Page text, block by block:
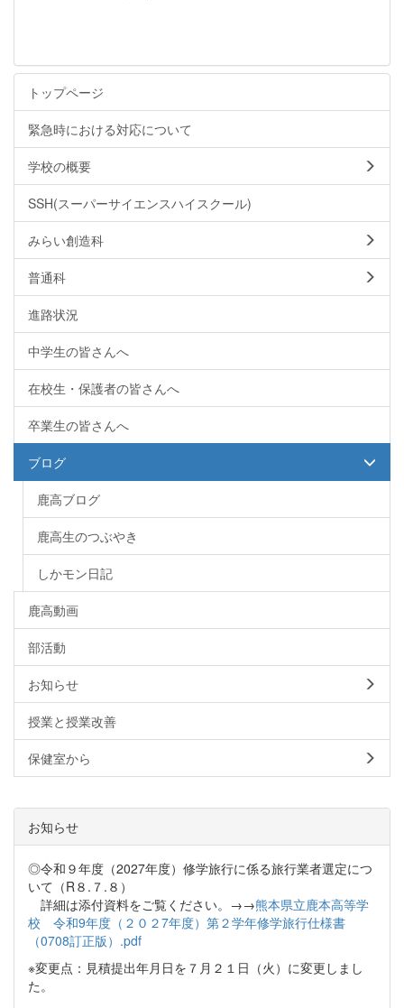
トップページ
緊急時における対応について
学校の概要
SSH(スーパーサイエンスハイスクール)
みらい創造科
普通科
進路状況
中学生の皆さんへ
在校生・保護者の皆さんへ
卒業生の皆さんへ
ブログ
鹿高ブログ
鹿高生のつぶやき
しかモン日記
鹿高動画
部活動
お知らせ
授業と授業改善
保健室から
お知らせ
◎令和９年度（2027年度）修学旅行に係る旅行業者選定につ
いて（R８.７.８）
詳細は添付資料をご覧ください。→→熊本県立鹿本高等学
校 令和9年度（２０２7年度）第２学年修学旅行仕様書
（0708訂正版）.pdf
※変更点：見積提出年月日を７月２１日（火）に変更しまし
た。